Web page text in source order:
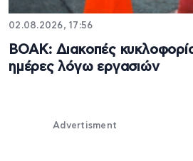
02.08.2026, 17:56
ΒΟΑΚ: Διακοπές
ημέρες λόγω εργασιών
Advertisment